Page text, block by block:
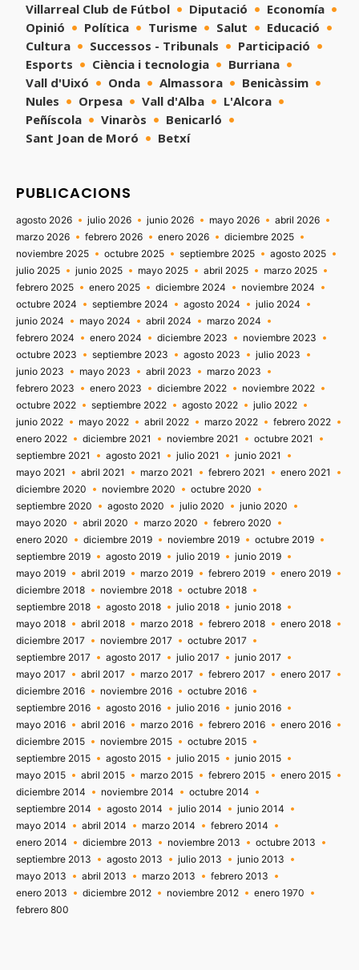
Villarreal Club de Fútbol
Diputació
Economía
Opinió
Política Turisme Salut
Educació
Cultura
Successos - Tribunals
Participació
Esports
Ciència i tecnologia
Burriana
Vall d'Uixó
Onda Almassora
Benicàssim
Nules
Orpesa Vall d'Alba
L'Alcora
Peñíscola
Vinaròs
Benicarló
Sant Joan de Moró
Betxí
PUBLICACIONS
agosto 2026 julio 2026 junio 2026 mayo 2026
abril 2026
marzo 2026
febrero 2026 enero 2026
diciembre 2025
noviembre 2025
octubre 2025 septiembre 2025
agosto 2025
julio 2025
junio 2025 mayo 2025 abril 2025
marzo 2025
febrero 2025
enero 2025 diciembre 2024
noviembre 2024
octubre 2024
septiembre 2024 agosto 2024
julio 2024
junio 2024
mayo 2024 abril 2024
marzo 2024
febrero 2024
enero 2024 diciembre 2023
noviembre 2023
octubre 2023
septiembre 2023 agosto 2023
julio 2023
junio 2023
mayo 2023 abril 2023
marzo 2023
febrero 2023
enero 2023 diciembre 2022
noviembre 2022
octubre 2022
septiembre 2022 agosto 2022
julio 2022
junio 2022
mayo 2022 abril 2022 marzo 2022
febrero 2022
enero 2022
diciembre 2021 noviembre 2021
octubre 2021
septiembre 2021
agosto 2021 julio 2021
junio 2021
mayo 2021
abril 2021 marzo 2021 febrero 2021
enero 2021
diciembre 2020
noviembre 2020
octubre 2020
septiembre 2020
agosto 2020 julio 2020
junio 2020
mayo 2020
abril 2020 marzo 2020
febrero 2020
enero 2020
diciembre 2019 noviembre 2019
octubre 2019
septiembre 2019
agosto 2019 julio 2019
junio 2019
mayo 2019
abril 2019 marzo 2019 febrero 2019
enero 2019
diciembre 2018
noviembre 2018
octubre 2018
septiembre 2018
agosto 2018 julio 2018
junio 2018
mayo 2018
abril 2018 marzo 2018 febrero 2018
enero 2018
diciembre 2017
noviembre 2017
octubre 2017
septiembre 2017
agosto 2017 julio 2017
junio 2017
mayo 2017
abril 2017 marzo 2017 febrero 2017
enero 2017
diciembre 2016
noviembre 2016
octubre 2016
septiembre 2016
agosto 2016 julio 2016
junio 2016
mayo 2016
abril 2016 marzo 2016 febrero 2016
enero 2016
diciembre 2015
noviembre 2015
octubre 2015
septiembre 2015
agosto 2015 julio 2015
junio 2015
mayo 2015
abril 2015 marzo 2015 febrero 2015
enero 2015
diciembre 2014
noviembre 2014
octubre 2014
septiembre 2014
agosto 2014 julio 2014
junio 2014
mayo 2014
abril 2014 marzo 2014
febrero 2014
enero 2014
diciembre 2013 noviembre 2013
octubre 2013
septiembre 2013
agosto 2013 julio 2013
junio 2013
mayo 2013
abril 2013 marzo 2013
febrero 2013
enero 2013
diciembre 2012 noviembre 2012
enero 1970
febrero 800